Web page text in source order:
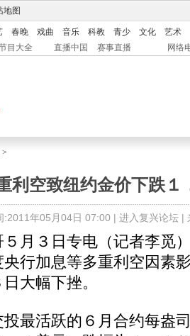
地图
春晚 戏曲 音乐 科教 青少 文化
艺术
目大全 直播中国 赛事直播 网络
>
利空致纽约金价下跌１
:2011年05月04日 07:00 | 进入复兴论坛|
３日专电（记者李觅
行加息等多重利空因素
大幅下挫。
活跃的６月合约每盎